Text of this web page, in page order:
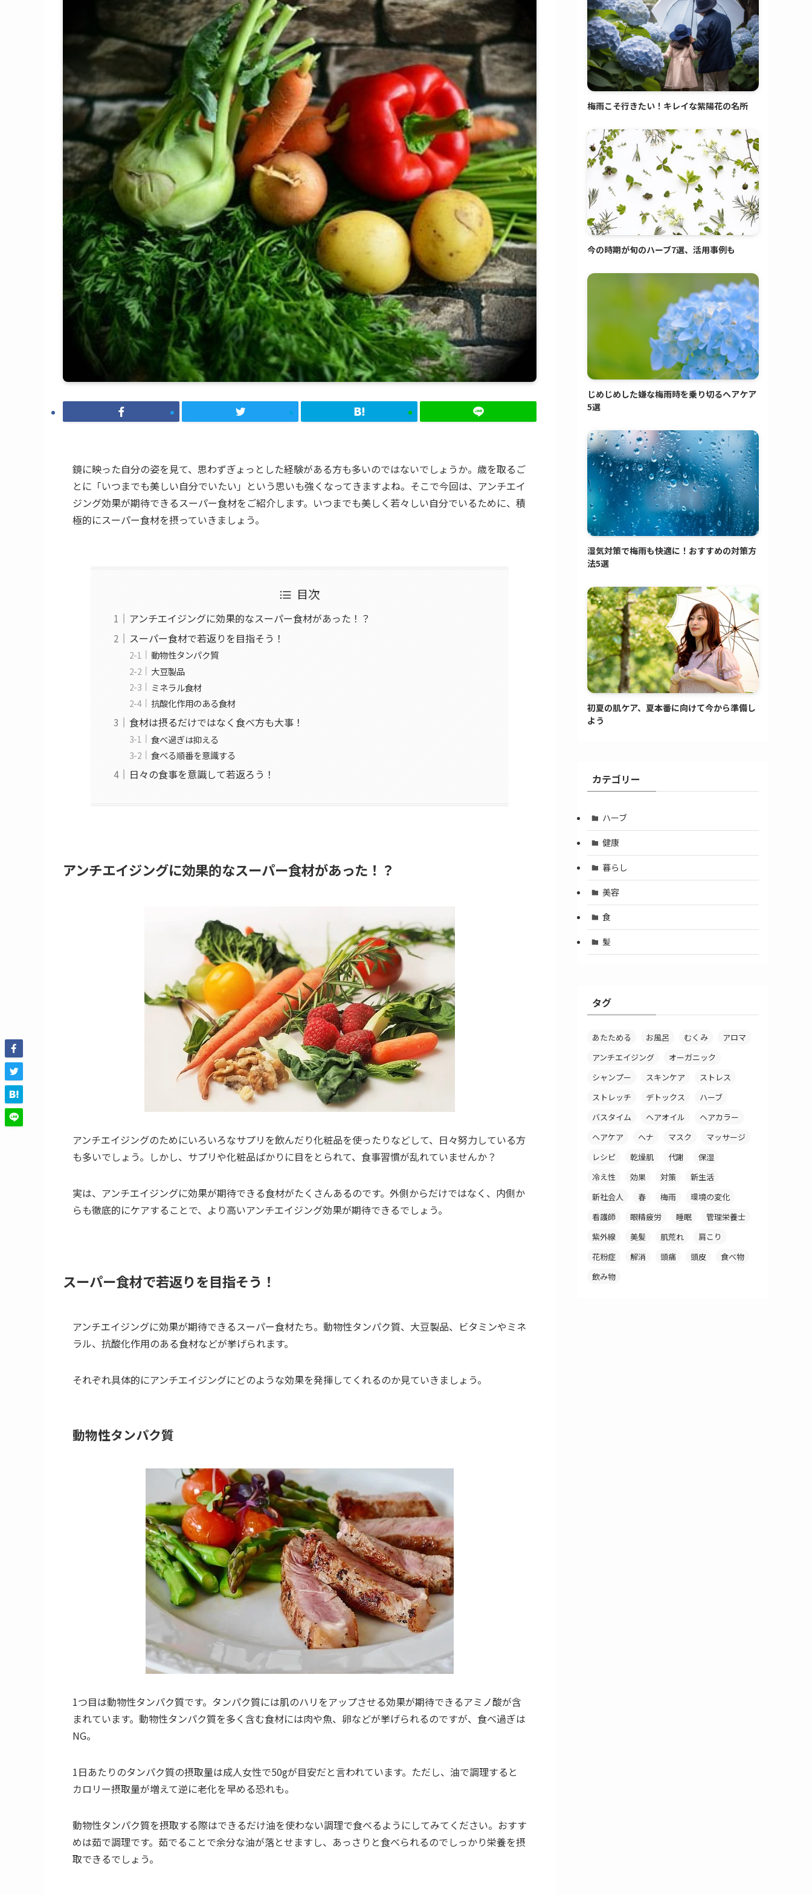
鏡に映った自分の姿を見て、思わずぎょっとした経験がある方も多いのではないでしょうか。歳を取るご
とに「いつまでも美しい自分でいたい」という思いも強くなってきますよね。そこで今回は、アンチエイ
ジング効果が期待できるスーパー食材をご紹介します。いつまでも美しく若々しい自分でいるために、積
極的にスーパー食材を摂っていきましょう。
目次
アンチエイジングに効果的なスーパー食材があった！？
スーパー食材で若返りを目指そう！
動物性タンパク質
大豆製品
ミネラル食材
抗酸化作用のある食材
食材は摂るだけではなく食べ方も大事！
食べ過ぎは抑える
食べる順番を意識する
日々の食事を意識して若返ろう！
アンチエイジングに効果的なスーパー食材があった！？
アンチエイジングのためにいろいろなサプリを飲んだり化粧品を使ったりなどして、日々努力している方
も多いでしょう。しかし、サプリや化粧品ばかりに目をとられて、食事習慣が乱れていませんか？
実は、アンチエイジングに効果が期待できる食材がたくさんあるのです。外側からだけではなく、内側か
らも徹底的にケアすることで、より高いアンチエイジング効果が期待できるでしょう。
スーパー食材で若返りを目指そう！
アンチエイジングに効果が期待できるスーパー食材たち。動物性タンパク質、大豆製品、ビタミンやミネ
ラル、抗酸化作用のある食材などが挙げられます。
それぞれ具体的にアンチエイジングにどのような効果を発揮してくれるのか見ていきましょう。
動物性タンパク質
1つ目は動物性タンパク質です。タンパク質には肌のハリをアップさせる効果が期待できるアミノ酸が含
まれています。動物性タンパク質を多く含む食材には肉や魚、卵などが挙げられるのですが、食べ過ぎは
NG。
1日あたりのタンパク質の摂取量は成人女性で50gが目安だと言われています。ただし、油で調理すると
カロリー摂取量が増えて逆に老化を早める恐れも。
動物性タンパク質を摂取する際はできるだけ油を使わない調理で食べるようにしてみてください。おすす
めは茹で調理です。茹でることで余分な油が落とせますし、あっさりと食べられるのでしっかり栄養を摂
取できるでしょう。
梅雨こそ行きたい！キレイな紫陽花の名所
今の時期が旬のハーブ7選、活用事例も
じめじめした嫌な梅雨時を乗り切るヘアケア
5選
湿気対策で梅雨も快適に！おすすめの対策方
法5選
初夏の肌ケア、夏本番に向けて今から準備し
よう
カテゴリー
ハーブ
健康
暮らし
美容
食
髪
タグ
あたためる お風呂 むくみ
アロマ
アンチエイジング
オーガニック
シャンプー
スキンケア
ストレス
ストレッチ
デトックス
ハーブ
バスタイム
ヘアオイル
ヘアカラー
ヘアケア
ヘナ マスク
マッサージ
レシピ
乾燥肌 代謝
保湿
冷え性
効果 対策
新生活
新社会人
春 梅雨
環境の変化
看護師
眼精疲労 睡眠
管理栄養士
紫外線
美髪 肌荒れ
肩こり
花粉症
解消 頭痛 頭皮
食べ物
飲み物